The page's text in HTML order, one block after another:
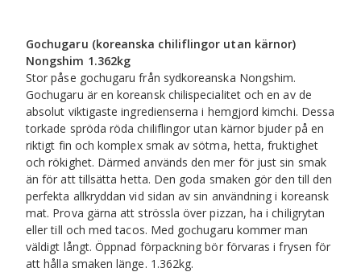
kärnor)
Nongshim
1.362kg
mängd
Gochugaru (koreanska chiliflingor utan kärnor)
Nongshim 1.362kg
Stor påse gochugaru från sydkoreanska Nongshim.
Gochugaru är en koreansk chilispecialitet och en av de
absolut viktigaste ingredienserna i hemgjord kimchi. Dessa
torkade spröda röda chiliflingor utan kärnor bjuder på en
riktigt fin och komplex smak av sötma, hetta, fruktighet
och rökighet. Därmed används den mer för just sin smak
än för att tillsätta hetta. Den goda smaken gör den till den
perfekta allkryddan vid sidan av sin användning i koreansk
mat. Prova gärna att strössla över pizzan, ha i chiligrytan
eller till och med tacos. Med gochugaru kommer man
väldigt långt. Öppnad förpackning bör förvaras i frysen för
att hålla smaken länge. 1.362kg.